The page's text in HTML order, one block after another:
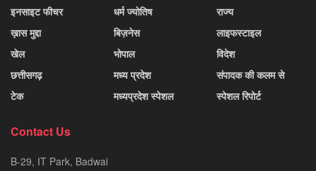
इनसाइट फीचर
ख़ास मुद्दा
खेल
छत्तीसगढ़
टेक
धर्म ज्योतिष
बिज़नेस
भोपाल
मध्य प्रदेश
मध्यप्रदेश स्पेशल
राज्य
लाइफस्टाइल
विदेश
संपादक की कलम से
स्पेशल रिपोर्ट
Contact Us
B-29, IT Park, Badwai